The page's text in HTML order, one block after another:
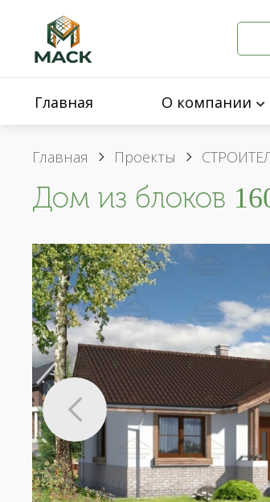
Главная О компании
Главная Проекты
Дом из блоков